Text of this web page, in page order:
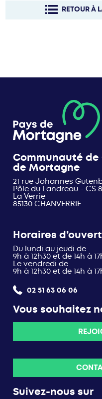
RETOUR À
Communauté de
de Mortagne
21 rue Johannes
Pôle du Landreau - CS
La Verrie
85130 CHANVERRIE
Horaires
Du lundi au jeudi de
9h à 12h30 et de 14h à
Le vendredi de
9h à 12h30 et de 14h à
02 51 63 06 06
Vous souhaitez
Suivez-nous sur